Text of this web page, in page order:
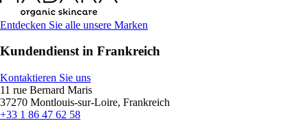
Entdecken Sie alle unsere Marken
Kundendienst in Frankreich
Kontaktieren Sie uns
11 rue Bernard Maris
37270 Montlouis-sur-Loire, Frankreich
+33 1 86 47 62 58